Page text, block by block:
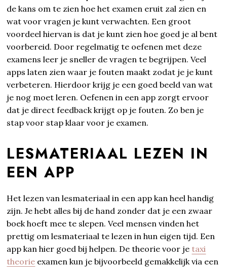
de kans om te zien hoe het examen eruit zal zien en
wat voor vragen je kunt verwachten. Een groot
voordeel hiervan is dat je kunt zien hoe goed je al bent
voorbereid. Door regelmatig te oefenen met deze
examens leer je sneller de vragen te begrijpen. Veel
apps laten zien waar je fouten maakt zodat je je kunt
verbeteren. Hierdoor krijg je een goed beeld van wat
je nog moet leren. Oefenen in een app zorgt ervoor
dat je direct feedback krijgt op je fouten. Zo ben je
stap voor stap klaar voor je examen.
LESMATERIAAL LEZEN IN
EEN APP
Het lezen van lesmateriaal in een app kan heel handig
zijn. Je hebt alles bij de hand zonder dat je een zwaar
boek hoeft mee te slepen. Veel mensen vinden het
prettig om lesmateriaal te lezen in hun eigen tijd. Een
app kan hier goed bij helpen. De theorie voor je taxi
theorie examen kun je bijvoorbeeld gemakkelijk via een